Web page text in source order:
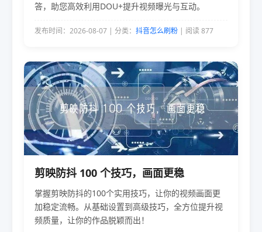
答，助您高效利用DOU+提升视频曝光与互动。
发布时间：2026-08-07 | 分类： 抖音怎么刷粉 | 阅读 877
剪映防抖 100 个技巧，画面更稳
掌握剪映防抖的100个实用技巧，让你的视频画面更
加稳定流畅。从基础设置到高级技巧，全方位提升视
频质量，让你的作品脱颖而出！